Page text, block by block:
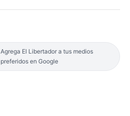
Agrega El Libertador a tus medios
preferidos en Google